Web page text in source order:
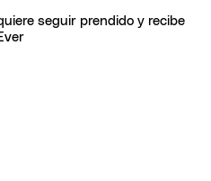
seguir prendido y recibe